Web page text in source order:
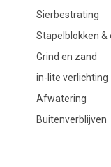
Sierbestrating
Stapelblokken &
Grind en zand
in-lite verlichting
Afwatering
Buitenverblijven